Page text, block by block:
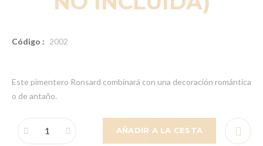
Código : 2002
Este pimentero Ronsard combinará con una decoración romántica
o de antaño.
AÑADIR A LA CESTA